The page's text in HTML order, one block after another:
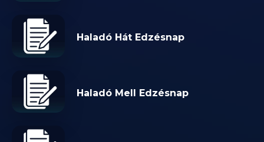
Haladó Hát Edzésnap
Haladó Mell Edzésnap